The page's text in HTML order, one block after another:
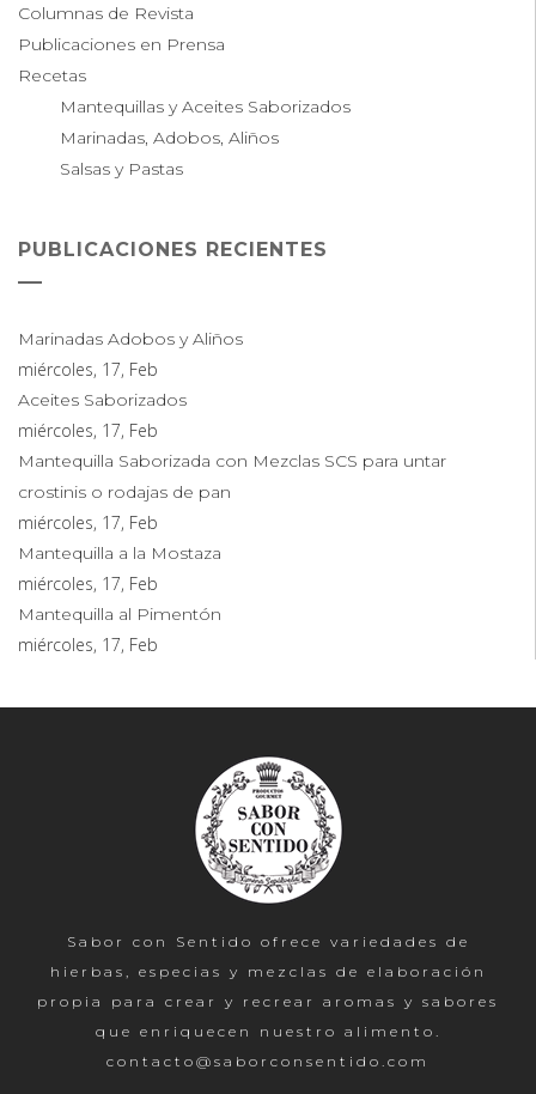
Columnas de Revista
Publicaciones en Prensa
Recetas
Mantequillas y Aceites Saborizados
Marinadas, Adobos, Aliños
Salsas y Pastas
PUBLICACIONES RECIENTES
Marinadas Adobos y Aliños
miércoles, 17, Feb
Aceites Saborizados
miércoles, 17, Feb
Mantequilla Saborizada con Mezclas SCS para untar
crostinis o rodajas de pan
miércoles, 17, Feb
Mantequilla a la Mostaza
miércoles, 17, Feb
Mantequilla al Pimentón
miércoles, 17, Feb
Sabor con Sentido ofrece variedades de
hierbas, especias y mezclas de elaboración
propia para crear y recrear aromas y sabores
que enriquecen nuestro alimento.
contacto@saborconsentido.com